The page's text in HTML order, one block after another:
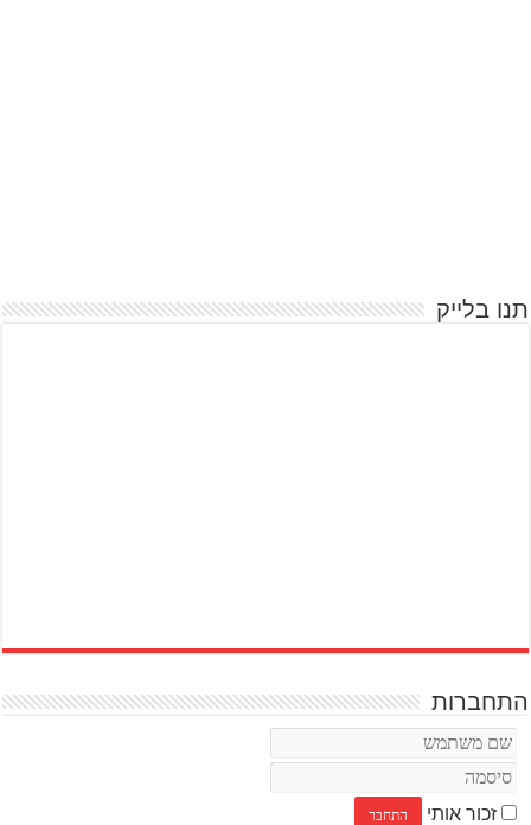
תנו בלייק
התחברות
זכור אותי